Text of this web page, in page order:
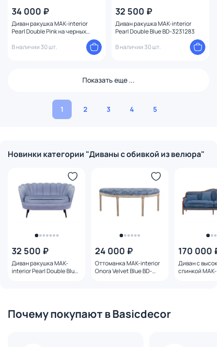
34 000 ₽
Диван ракушка MAK-interior
Pearl Double Pink на черных
В наличии 30 шт.
32 500 ₽
Диван ракушка MAK-interior
Pearl Double Blue BD-3231283
В наличии 30 шт.
Показать еще ...
1 2 3 4 5
Новинки категории "Диваны с обивкой из велюра"
32 500 ₽
Диван ракушка MAK-
interior Pearl Double Blue
24 000 ₽
Оттоманка MAK-interior
Onora Velvet Blue BD-
170 000
Диван с
спинкой MAK-interior
Почему покупают в Basicdecor